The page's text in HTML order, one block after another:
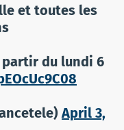
et toutes les
partir du lundi 6
April 3,